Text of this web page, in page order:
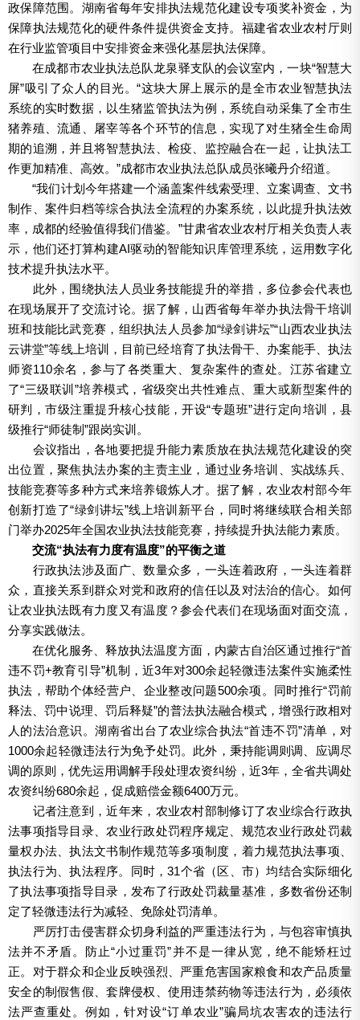
政保障范围。湖南省每年安排执法规范化建设专项奖补资金，为
保障执法规范化的硬件条件提供资金支持。福建省农业农村厅则
在行业监管项目中安排资金来强化基层执法保障。
在成都市农业执法总队龙泉驿支队的会议室内，一块“智慧大
屏”吸引了众人的目光。“这块大屏上展示的是全市农业智慧执法
系统的实时数据，以生猪监管执法为例，系统自动采集了全市生
猪养殖、流通、屠宰等各个环节的信息，实现了对生猪全生命周
期的追溯，并且将智慧执法、检疫、监控融合在一起，让执法工
作更加精准、高效。”成都市农业执法总队成员张曦丹介绍道。
“我们计划今年搭建一个涵盖案件线索受理、立案调查、文书
制作、案件归档等综合执法全流程的办案系统，以此提升执法效
率，成都的经验值得我们借鉴。”甘肃省农业农村厅相关负责人表
示，他们还打算构建AI驱动的智能知识库管理系统，运用数字化
技术提升执法水平。
此外，围绕执法人员业务技能提升的举措，多位参会代表也
在现场展开了交流讨论。据了解，山西省每年举办执法骨干培训
班和技能比武竞赛，组织执法人员参加“绿剑讲坛”“山西农业执法
云讲堂”等线上培训，目前已经培育了执法骨干、办案能手、执法
师资110余名，参与了各类重大、复杂案件的查处。江苏省建立
了“三级联训”培养模式，省级突出共性难点、重大或新型案件的
研判，市级注重提升核心技能，开设“专题班”进行定向培训，县
级推行“师徒制”跟岗实训。
会议指出，各地要把提升能力素质放在执法规范化建设的突
出位置，聚焦执法办案的主责主业，通过业务培训、实战练兵、
技能竞赛等多种方式来培养锻炼人才。据了解，农业农村部今年
创新打造了“绿剑讲坛”线上培训新平台，同时将继续联合相关部
门举办2025年全国农业执法技能竞赛，持续提升执法能力素质。
交流“执法有力度有温度”的平衡之道
行政执法涉及面广、数量众多，一头连着政府，一头连着群
众，直接关系到群众对党和政府的信任以及对法治的信心。如何
让农业执法既有力度又有温度？参会代表们在现场面对面交流，
分享实践做法。
在优化服务、释放执法温度方面，内蒙古自治区通过推行“首
违不罚+教育引导”机制，近3年对300余起轻微违法案件实施柔性
执法，帮助个体经营户、企业整改问题500余项。同时推行“罚前
释法、罚中说理、罚后释疑”的普法执法融合模式，增强行政相对
人的法治意识。湖南省出台了农业综合执法“首违不罚”清单，对
1000余起轻微违法行为免予处罚。此外，秉持能调则调、应调尽
调的原则，优先运用调解手段处理农资纠纷，近3年，全省共调处
农资纠纷680余起，促成赔偿金额6400万元。
记者注意到，近年来，农业农村部制修订了农业综合行政执
法事项指导目录、农业行政处罚程序规定、规范农业行政处罚裁
量权办法、执法文书制作规范等多项制度，着力规范执法事项、
执法行为、执法程序。同时，31个省（区、市）均结合实际细化
了执法事项指导目录，发布了行政处罚裁量基准，多数省份还制
定了轻微违法行为减轻、免除处罚清单。
严厉打击侵害群众切身利益的严重违法行为，与包容审慎执
法并不矛盾。防止“小过重罚”并不是一律从宽，绝不能矫枉过
正。对于群众和企业反映强烈、严重危害国家粮食和农产品质量
安全的制假售假、套牌侵权、使用违禁药物等违法行为，必须依
法严查重处。例如，针对设“订单农业”骗局坑农害农的违法行